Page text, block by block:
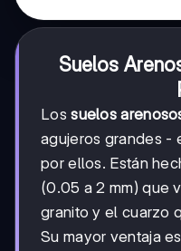
Suelos
Lossuelos
agujeros grandes -
por ellos. Están
(0.05 a 2 mm) que
granito y el cuarzo
Su mayor ventaja